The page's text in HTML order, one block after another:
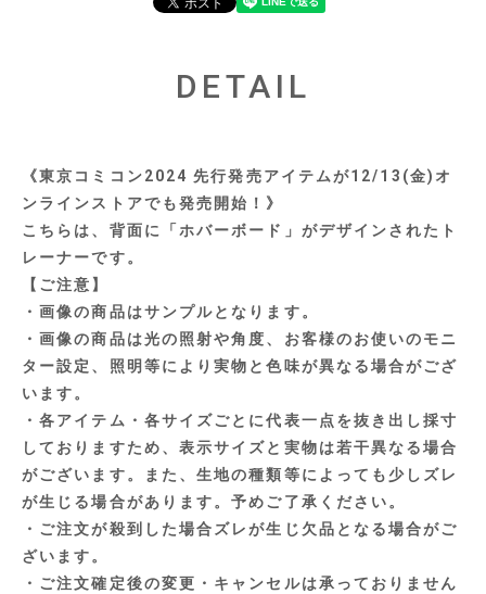
DETAIL
《東京コミコン2024 先行発売アイテムが12/13(金)オ
ンラインストアでも発売開始！》
こちらは、背面に「ホバーボード」がデザインされたト
レーナーです。
【ご注意】
・画像の商品はサンプルとなります。
・画像の商品は光の照射や角度、お客様のお使いのモニ
ター設定、照明等により実物と色味が異なる場合がござ
います。
・各アイテム・各サイズごとに代表一点を抜き出し採寸
しておりますため、表示サイズと実物は若干異なる場合
がございます。また、生地の種類等によっても少しズレ
が生じる場合があります。予めご了承ください。
・ご注文が殺到した場合ズレが生じ欠品となる場合がご
ざいます。
・ご注文確定後の変更・キャンセルは承っておりません